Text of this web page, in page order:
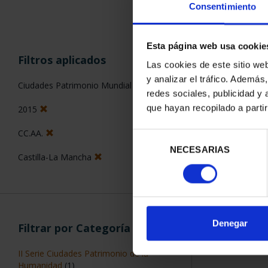
Consentimiento
Esta página web usa
Las cookies de este sitio
y analizar el tráfico.
redes sociales, publicidad y
que hayan recopilado a
consentimiento
NECESARIAS
Denegar
Filtros aplicados
Ciudades Patrimonio Mundial
2015
CC.AA.
Castilla-La Mancha
Filtrar por Categoría
II Serie Ciudades Patrimonio de la
Humanidad (1)
ORDENAR POR:
2 Productos